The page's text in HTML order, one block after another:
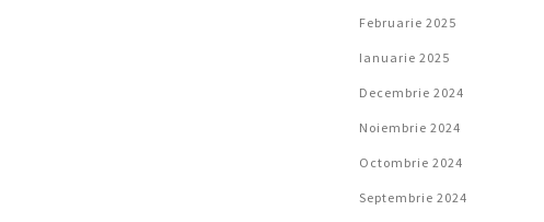
Februarie 2025
Ianuarie 2025
Decembrie 2024
Noiembrie 2024
Octombrie 2024
Septembrie 2024